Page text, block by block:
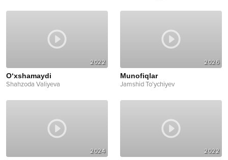
2022
O‘xshamaydi
Shahzoda Valiyeva
2026
Munofiqlar
Jamshid To'ychiyev
2024 2022